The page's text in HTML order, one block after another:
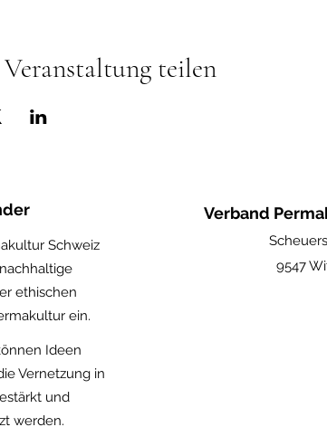
Veranstaltung teilen
Schweiz
ethischen
ein.
Ideen
Vernetzung in
und
werden.
Verband
9547